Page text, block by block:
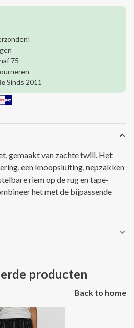
75
Sinds 2011
gemaakt van zachte twill. Het
een knoopsluiting, nepzakken
riem op de rug en tape-
het met de bijpassende
producten
Back to home